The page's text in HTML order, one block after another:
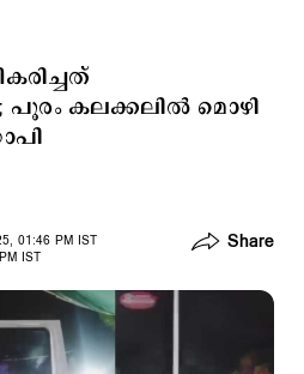
പൂരം കലക്കലില്‍ മൊഴി
01:46 PM IST
IST
Share